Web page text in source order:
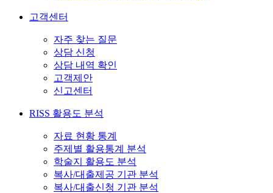
고객센터
자주 찾는 질문
상담 신청
상담 내역 확인
고객제안
신고센터
RISS 활용도 분석
자료 현황 통계
주제별 활용통계 분석
학술지 활용도 분석
복사/대출제공 기관 분석
복사/대출신청 기관 분석